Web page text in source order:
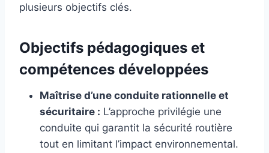
plusieurs objectifs clés.
Objectifs pédagogiques et
compétences développées
Maîtrise d’une conduite rationnelle et
sécuritaire : L’approche privilégie une
conduite qui garantit la sécurité routière
tout en limitant l’impact environnemental.